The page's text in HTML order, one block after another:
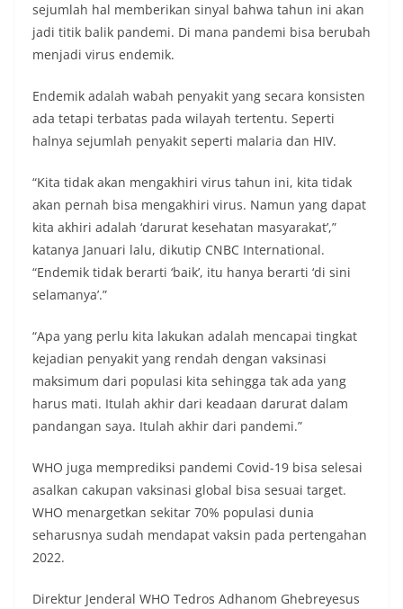
sejumlah hal memberikan sinyal bahwa tahun ini akan
jadi titik balik pandemi. Di mana pandemi bisa berubah
menjadi virus endemik.
Endemik adalah wabah penyakit yang secara konsisten
ada tetapi terbatas pada wilayah tertentu. Seperti
halnya sejumlah penyakit seperti malaria dan HIV.
“Kita tidak akan mengakhiri virus tahun ini, kita tidak
akan pernah bisa mengakhiri virus. Namun yang dapat
kita akhiri adalah ‘darurat kesehatan masyarakat’,”
katanya Januari lalu, dikutip CNBC International.
“Endemik tidak berarti ‘baik’, itu hanya berarti ‘di sini
selamanya’.”
“Apa yang perlu kita lakukan adalah mencapai tingkat
kejadian penyakit yang rendah dengan vaksinasi
maksimum dari populasi kita sehingga tak ada yang
harus mati. Itulah akhir dari keadaan darurat dalam
pandangan saya. Itulah akhir dari pandemi.”
WHO juga memprediksi pandemi Covid-19 bisa selesai
asalkan cakupan vaksinasi global bisa sesuai target.
WHO menargetkan sekitar 70% populasi dunia
seharusnya sudah mendapat vaksin pada pertengahan
2022.
Direktur Jenderal WHO Tedros Adhanom Ghebreyesus